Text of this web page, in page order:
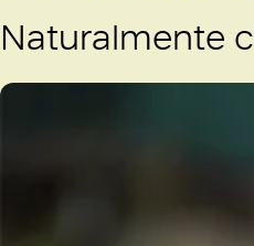
Naturalmente